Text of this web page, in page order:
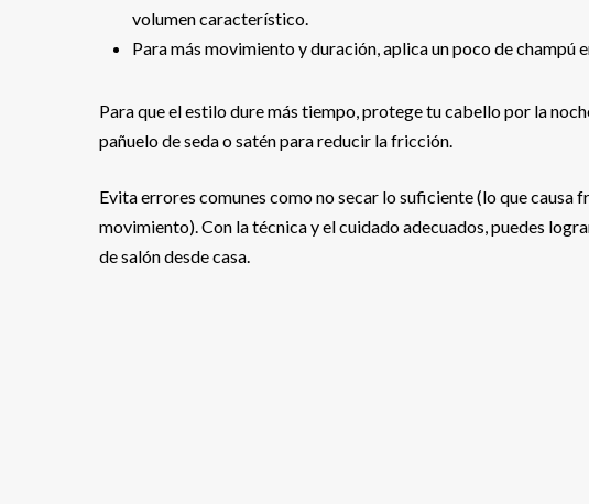
volumen característico.
Para más movimiento y duración, aplica un poco de champú
Para que el estilo dure más tiempo, protege tu cabello por la
pañuelo de seda o satén para reducir la fricción.
Evita errores comunes como no secar lo suficiente (lo que causa
movimiento). Con la técnica y el cuidado adecuados, puedes
de salón desde casa.